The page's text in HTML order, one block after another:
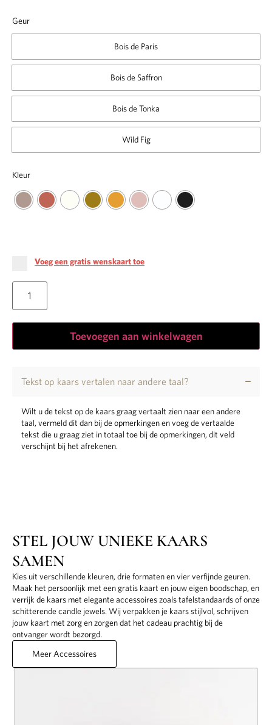
Geur
Bois de Paris
Bois de Saffron
Bois de Tonka
Wild Fig
Kleur
Voeg een gratis wenskaart toe
Toevoegen aan winkelwagen
Tekst op kaars vertalen naar andere taal?
Wilt u de tekst op de kaars graag vertaalt zien naar een andere
taal, vermeld dit dan bij de opmerkingen en voeg de vertaalde
tekst die u graag ziet in totaal toe bij de opmerkingen, dit veld
verschijnt bij het afrekenen.
STEL JOUW UNIEKE KAARS
SAMEN
Kies uit verschillende kleuren, drie formaten en vier verfijnde geuren.
Maak het persoonlijk met een gratis kaart en jouw eigen boodschap, en
verrijk de kaars met elegante accessoires zoals tafelstandaards of onze
schitterende candle jewels. Wij verpakken je kaars stijlvol, schrijven
jouw kaart met zorg en zorgen dat het cadeau prachtig bij de
ontvanger wordt bezorgd.
Meer Accessoires